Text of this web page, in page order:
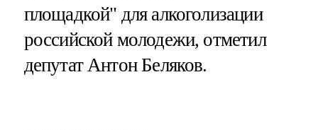
площадкой" для алкоголизации
российской молодежи, отметил
депутат Антон Беляков.